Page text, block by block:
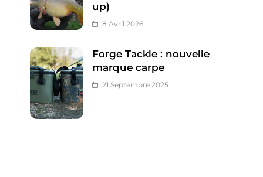
up)
8 Avril 2026
Forge Tackle : nouvelle
marque carpe
21 Septembre 2025